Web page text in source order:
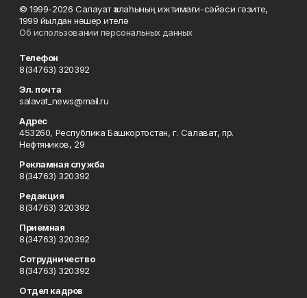
© 1999-2026 Салауат ҡалаһының ижтимағи-сәйәси гәзите,
1999 йылдан нәшер ителә
Об использовании персональных данных
Телефон
8(34763) 320392
Эл. почта
salavat_news@mail.ru
Адрес
453260, Республика Башкортостан, г. Салават, пр.
Нефтяников, 29
Рекламная служба
8(34763) 320392
Редакция
8(34763) 320392
Приемная
8(34763) 320392
Сотрудничество
8(34763) 320392
Отдел кадров